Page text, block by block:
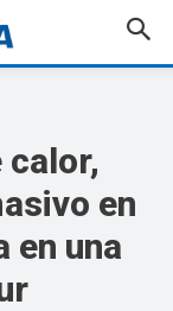
calor,
en
en una